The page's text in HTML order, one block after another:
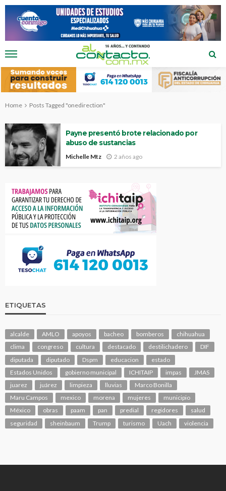
Home Posts Tagged "onedirection"
Payne presentó brote relacionado por
abuso de sustancias
Michelle Mtz 2 años ago
ETIQUETAS
alcalde AMLO apoyos bacheo bomberos
chihuahua
clima
congreso cultura destacado destilichadero
DIF
diputada
diputado Dspm educacion
estado
Estados Unidos
gobierno municipal ICHITAIP impas
JMAS
juarez
juárez limpieza lluvias
Marco Bonilla
Maru Campos
mexico morena mujeres
municipio
México
obras paam pan predial regidores
salud
seguridad
sheinbaum Trump turismo Uach violencia